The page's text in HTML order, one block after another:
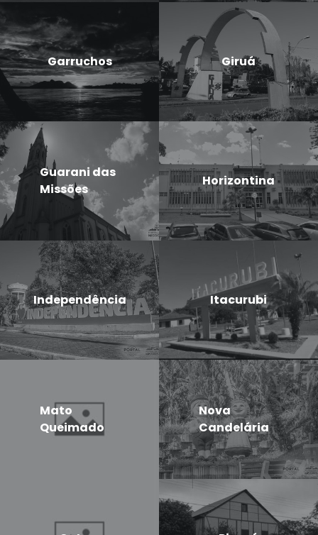
Garruchos Giruá
Guarani das
Missões
Horizontina
Independência Itacurubi
Mato
Queimado
Nova
Candelária